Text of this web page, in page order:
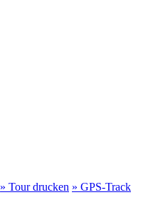
» Tour drucken » GPS-Track